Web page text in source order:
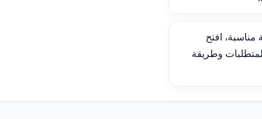
افتح
وطريقة